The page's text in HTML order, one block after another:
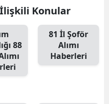
İlişkili Konular
88
81 İl Şoför
Alımı
Haberleri